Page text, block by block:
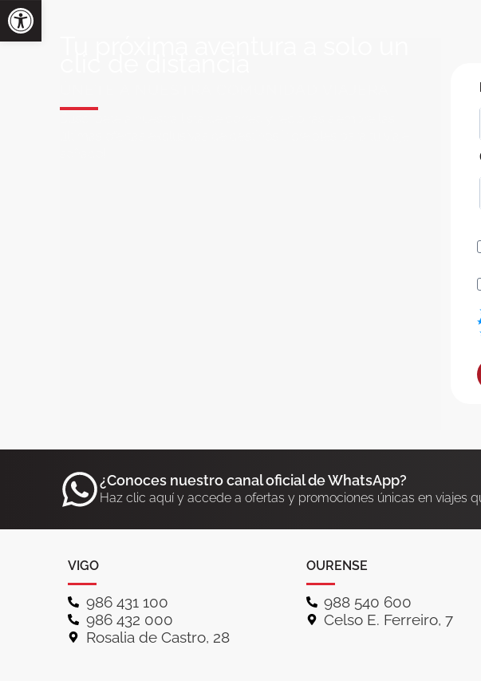
¿Conoces nuestro canal oficial de WhatsApp?
Haz clic aquí y accede a ofertas y promociones únicas en viajes
VIGO
986 431 100
986 432 000
Rosalia de Castro, 28
OURENSE
988 540 600
Celso E. Ferreiro, 7